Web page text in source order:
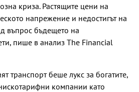
криза. Растящите цени на
напрежение и недостигът на
въпрос бъдещето на
пише в анализ The Financial
транспорт беше лукс за богатите,
компании като